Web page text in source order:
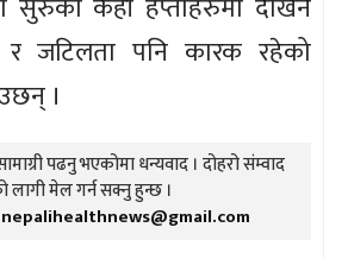
र जटिलता पनि कारक रहेको
।
पढनु भएकोमा धन्यवाद । दोहरो संम्वाद
लागी मेल गर्न सक्नु हुन्छ ।
nepalihealthnews@gmail.com